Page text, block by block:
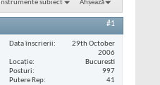
Instrumente subiect Afișează
#1
Data înscrierii
29th October
2006
Locaţie
Bucuresti
Posturi
997
Putere Rep
41